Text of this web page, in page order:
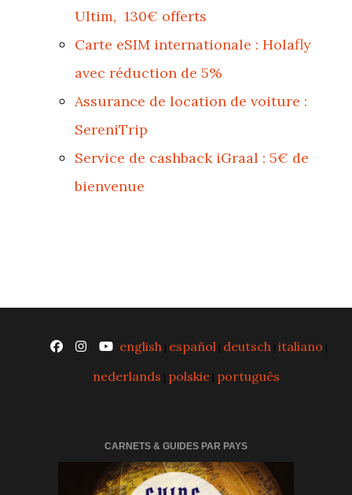
Ultim, 130€ offerts
Carte eSIM internationale : Holafly
avec réduction de 5%
Assurance de location de voiture :
SereniTrip
Service de cashback iGraal : 5€ de
bienvenue
english | español | deutsch |italiano |
nederlands | polskie| português
CARNETS & GUIDES PAR PAYS